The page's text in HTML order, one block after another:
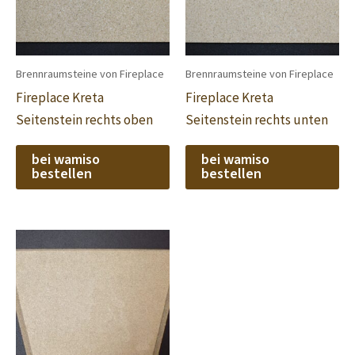
Brennraumsteine von Fireplace
Fireplace Kreta
Seitenstein rechts oben
bei wamiso
bestellen
Brennraumsteine von Fireplace
Fireplace Kreta
Seitenstein rechts unten
bei wamiso
bestellen